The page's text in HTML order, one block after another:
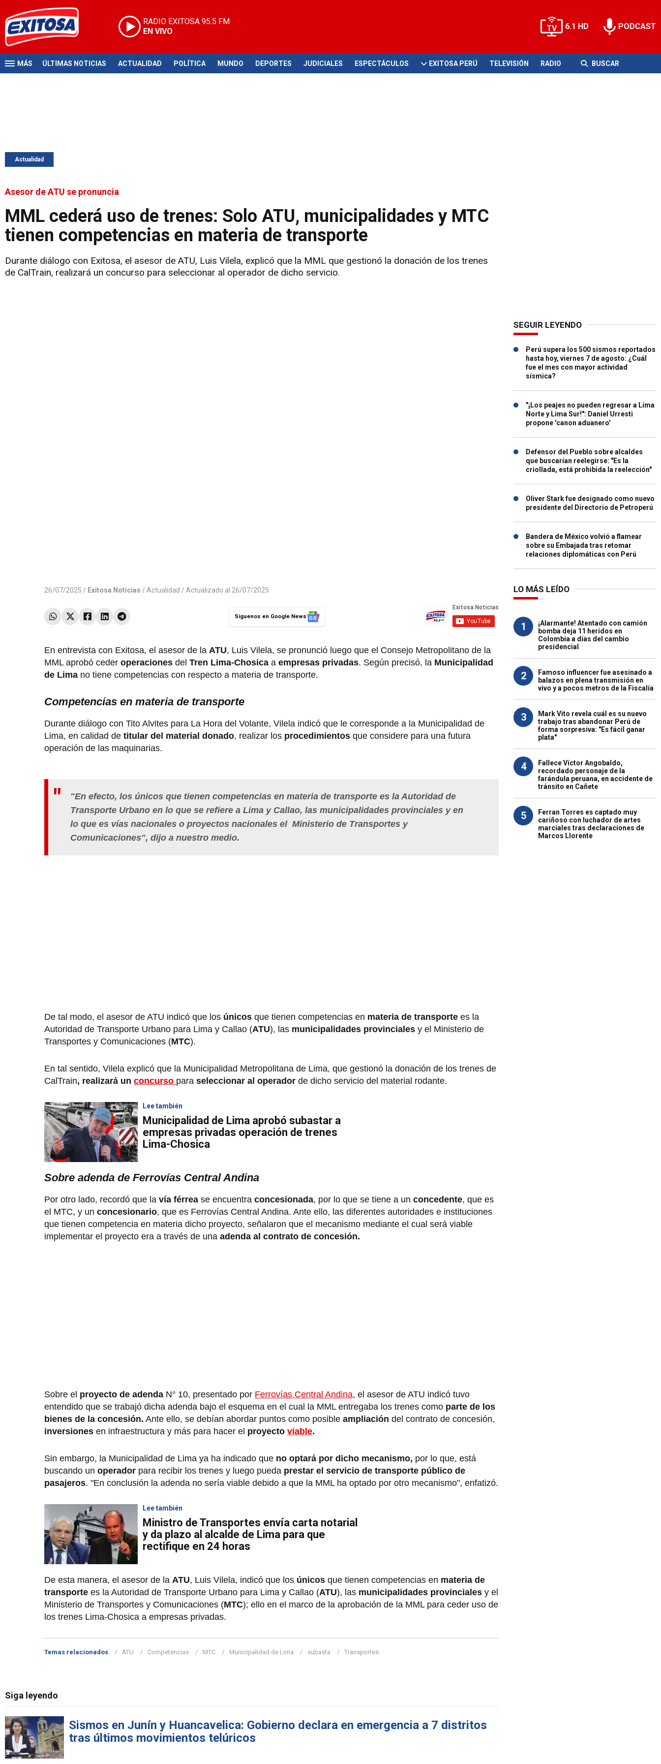
RADIO EXITOSA 95.5 FM
EN VIVO
6.1 HD PODCAST
MÁS ÚLTIMAS NOTICIAS ACTUALIDAD POLÍTICA MUNDO DEPORTES JUDICIALES ESPECTÁCULOS EXITOSA PERÚ TELEVISIÓN RADIO BUSCAR
Actualidad
Asesor de ATU se pronuncia
MML cederá uso de trenes: Solo ATU, municipalidades y MTC
tienen competencias en materia de transporte
Durante diálogo con Exitosa, el asesor de ATU, Luis Vilela, explicó que la MML que gestionó la donación de los trenes
de CalTrain, realizará un concurso para seleccionar al operador de dicho servicio.
26/07/2025 / Exitosa Noticias / Actualidad / Actualizado al 26/07/2025
Síguenos en Google News
En entrevista con Exitosa, el asesor de la ATU, Luis Vilela, se pronunció luego que el Consejo Metropolitano de la
MML aprobó ceder operaciones del Tren Lima-Chosica a empresas privadas. Según precisó, la Municipalidad
de Lima no tiene competencias con respecto a materia de transporte.
Competencias en materia de transporte
Durante diálogo con Tito Alvites para La Hora del Volante, Vilela indicó que le corresponde a la Municipalidad de
Lima, en calidad de titular del material donado, realizar los procedimientos que considere para una futura
operación de las maquinarias.
"En efecto, los únicos que tienen competencias en materia de transporte es la Autoridad de
Transporte Urbano en lo que se refiere a Lima y Callao, las municipalidades provinciales y en
lo que es vías nacionales o proyectos nacionales el Ministerio de Transportes y
Comunicaciones", dijo a nuestro medio.
De tal modo, el asesor de ATU indicó que los únicos que tienen competencias en materia de transporte es la
Autoridad de Transporte Urbano para Lima y Callao (ATU), las municipalidades provinciales y el Ministerio de
Transportes y Comunicaciones (MTC).
En tal sentido, Vilela explicó que la Municipalidad Metropolitana de Lima, que gestionó la donación de los trenes de
CalTrain, realizará un concurso para seleccionar al operador de dicho servicio del material rodante.
Lee también
Municipalidad de Lima aprobó subastar a
empresas privadas operación de trenes
Lima-Chosica
Sobre adenda de Ferrovías Central Andina
Por otro lado, recordó que la vía férrea se encuentra concesionada, por lo que se tiene a un concedente, que es
el MTC, y un concesionario, que es Ferrovías Central Andina. Ante ello, las diferentes autoridades e instituciones
que tienen competencia en materia dicho proyecto, señalaron que el mecanismo mediante el cual será viable
implementar el proyecto era a través de una adenda al contrato de concesión.
Sobre el proyecto de adenda N° 10, presentado por Ferrovías Central Andina, el asesor de ATU indicó tuvo
entendido que se trabajó dicha adenda bajo el esquema en el cual la MML entregaba los trenes como parte de los
bienes de la concesión. Ante ello, se debían abordar puntos como posible ampliación del contrato de concesión,
inversiones en infraestructura y más para hacer el proyecto viable.
Sin embargo, la Municipalidad de Lima ya ha indicado que no optará por dicho mecanismo, por lo que, está
buscando un operador para recibir los trenes y luego pueda prestar el servicio de transporte público de
pasajeros. "En conclusión la adenda no sería viable debido a que la MML ha optado por otro mecanismo", enfatizó.
Lee también
Ministro de Transportes envía carta notarial
y da plazo al alcalde de Lima para que
rectifique en 24 horas
De esta manera, el asesor de la ATU, Luis Vilela, indicó que los únicos que tienen competencias en materia de
transporte es la Autoridad de Transporte Urbano para Lima y Callao (ATU), las municipalidades provinciales y el
Ministerio de Transportes y Comunicaciones (MTC); ello en el marco de la aprobación de la MML para ceder uso de
los trenes Lima-Chosica a empresas privadas.
Temas relacionados ATU Competencias MTC Municipalidad de Lima subasta Transportes
Siga leyendo
Sismos en Junín y Huancavelica: Gobierno declara en emergencia a 7 distritos
tras últimos movimientos telúricos
SEGUIR LEYENDO
Perú supera los 500 sismos reportados
hasta hoy, viernes 7 de agosto: ¿Cuál
fue el mes con mayor actividad
sísmica?
"¡Los peajes no pueden regresar a Lima
Norte y Lima Sur!": Daniel Urresti
propone 'canon aduanero'
Defensor del Pueblo sobre alcaldes
que buscarían reelegirse: "Es la
criollada, está prohibida la reelección"
Oliver Stark fue designado como nuevo
presidente del Directorio de Petroperú
Bandera de México volvió a flamear
sobre su Embajada tras retomar
relaciones diplomáticas con Perú
LO MÁS LEÍDO
1
¡Alarmante! Atentado con camión
bomba deja 11 heridos en
Colombia a días del cambio
presidencial
2
Famoso influencer fue asesinado a
balazos en plena transmisión en
vivo y a pocos metros de la Fiscalía
3
Mark Vito revela cuál es su nuevo
trabajo tras abandonar Perú de
forma sorpresiva: "Es fácil ganar
plata"
4
Fallece Víctor Angobaldo,
recordado personaje de la
farándula peruana, en accidente de
tránsito en Cañete
5
Ferran Torres es captado muy
cariñoso con luchador de artes
marciales tras declaraciones de
Marcos Llorente